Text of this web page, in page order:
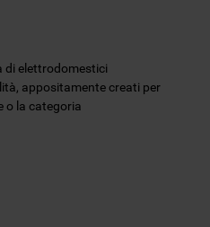
di elettrodomestici
appositamente creati per
o la categoria